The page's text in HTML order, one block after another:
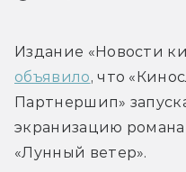
объявило, что
Партнершип»
экранизацию
«Лунный ветер».